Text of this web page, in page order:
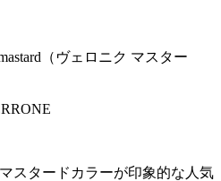
（ヴェロニク マスター
スタードカラーが印象的な人気